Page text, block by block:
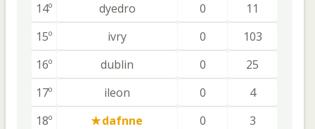
14º
dyedro 0
11
15º
ivry 0
103
16º
dublin 0
25
17º
ileon 0
4
18º
dafnne 0
3